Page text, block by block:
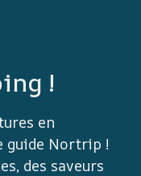
!
en
guide Nortrip !
des saveurs